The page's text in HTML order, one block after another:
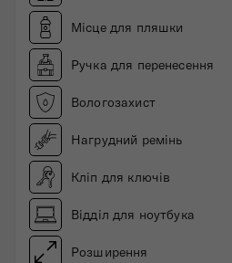
Місце для пляшки
Ручка для перенесення
Вологозахист
Нагрудний ремінь
Кліп для ключів
Відділ для ноутбука
Розширення